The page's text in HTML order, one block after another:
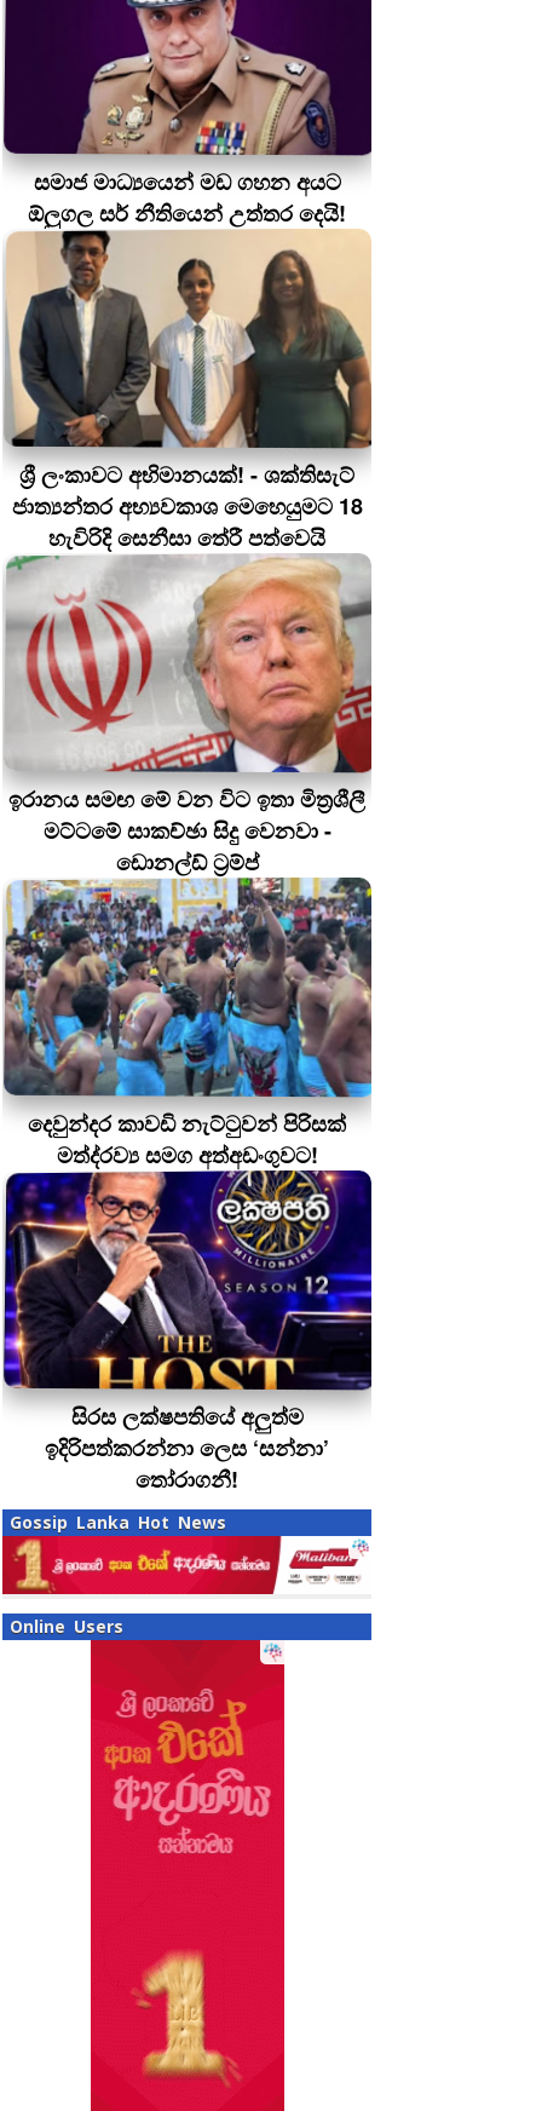
සමාජ මාධ්‍යයෙන් මඩ ගහන අයට
ඕලුගල සර් නීතියෙන් උත්තර දෙයි!
ශ්‍රී ලංකාවට අභිමානයක්! - ශක්තිසැට්
ජාත්‍යන්තර අභ්‍යවකාශ මෙහෙයුමට 18
හැවිරිදි සෙනීසා තේරී පත්වෙයි
ඉරානය සමඟ මේ වන විට ඉතා මිත්‍රශීලී
මට්ටමේ සාකච්ඡා සිදු වෙනවා -
ඩොනල්ඩ් ට්‍රම්ප්
දෙවුන්දර කාවඩි නැට්ටුවන් පිරිසක්
මත්ද‍්‍රව්‍ය සමග අත්අඩංගුවට!
සිරස ලක්ෂපතියේ අලුත්ම
ඉදිරිපත්කරන්නා ලෙස ‘සන්නා’
තෝරාගනී!
Gossip Lanka Hot News
Online Users